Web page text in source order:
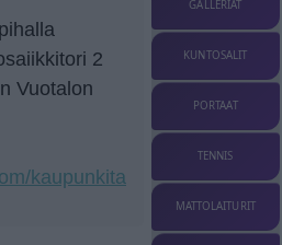
2
Vuotalon
kaupunkita
GALLERIAT
KUNTOSALIT
PORTAAT
TENNIS
MATTOLAITURIT